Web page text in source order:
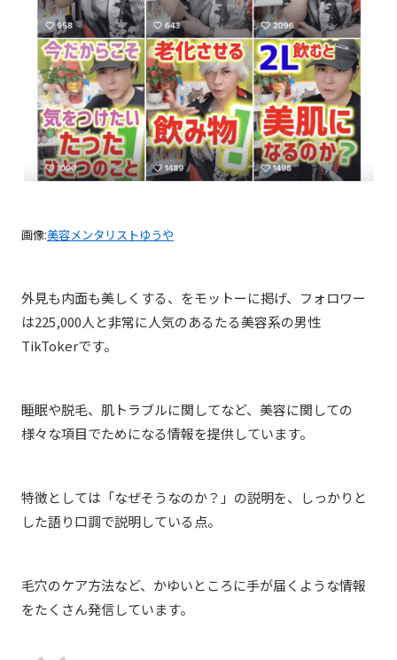
画像:美容メンタリストゆうや
外見も内面も美しくする、をモットーに掲げ、フォロワー
は225,000人と非常に人気のあるたる美容系の男性
TikTokerです。
睡眠や脱毛、肌トラブルに関してなど、美容に関しての
様々な項目でためになる情報を提供しています。
特徴としては「なぜそうなのか？」の説明を、しっかりと
した語り口調で説明している点。
毛穴のケア方法など、かゆいところに手が届くような情報
をたくさん発信しています。